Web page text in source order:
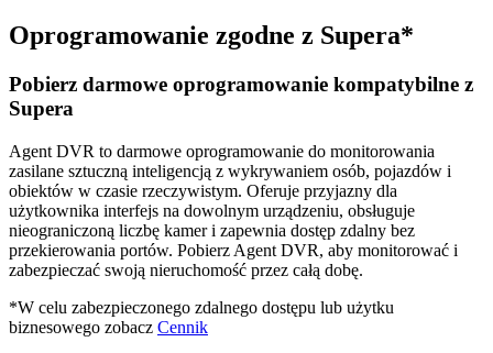
Oprogramowanie zgodne z Supera*
Pobierz darmowe oprogramowanie kompatybilne z
Supera
Agent DVR to darmowe oprogramowanie do monitorowania
zasilane sztuczną inteligencją z wykrywaniem osób, pojazdów i
obiektów w czasie rzeczywistym. Oferuje przyjazny dla
użytkownika interfejs na dowolnym urządzeniu, obsługuje
nieograniczoną liczbę kamer i zapewnia dostęp zdalny bez
przekierowania portów. Pobierz Agent DVR, aby monitorować i
zabezpieczać swoją nieruchomość przez całą dobę.
*W celu zabezpieczonego zdalnego dostępu lub użytku
biznesowego zobacz Cennik